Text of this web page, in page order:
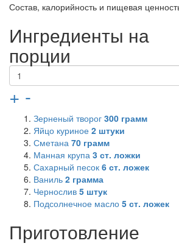
Состав, калорийность и пищевая
Ингредиенты на
порции
+ -
Зерненый творог 300 грамм
Яйцо куриное 2 штуки
Сметана 70 грамм
Манная крупа 3 ст. ложки
Сахарный песок 6 ст. ложек
Ваниль 2 грамма
Чернослив 5 штук
Подсолнечное масло 5 ст. ложек
Приготовление